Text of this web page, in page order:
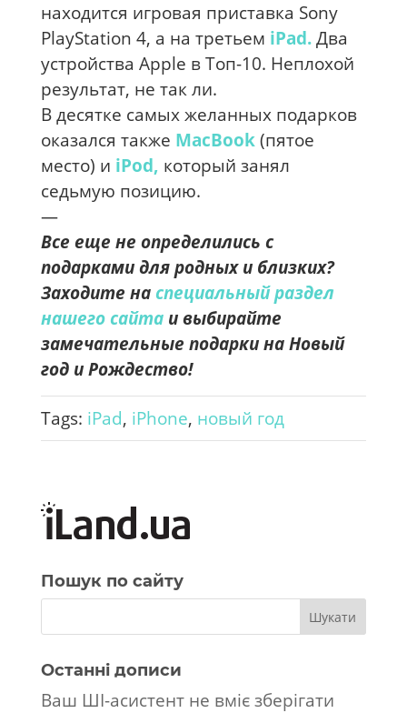
находится игровая приставка Sony
PlayStation 4, а на третьем iPad.Два
устройства Apple в Топ-10. Неплохой
результат, не так ли.
В десятке самых желанных подарков
оказался также MacBook(пятое
место) и iPod, который занял
седьмую позицию.
—
Все еще не определились с
подарками для родных и близких?
Заходите на специальный раздел
нашего сайтаи выбирайте
замечательные подарки на Новый
год и Рождество!
Tags: iPad, iPhone, новый год
Пошук по сайту
Останні дописи
Ваш ШІ-асистент не вміє зберігати